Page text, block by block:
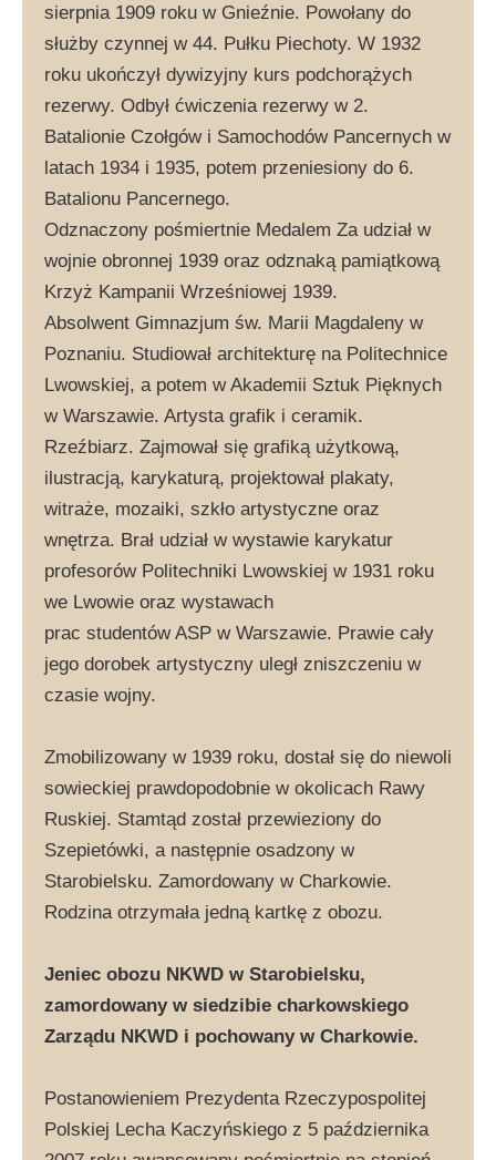
sierpnia 1909 roku w Gnieźnie. Powołany do
służby czynnej w 44. Pułku Piechoty. W 1932
roku ukończył dywizyjny kurs podchorążych
rezerwy. Odbył ćwiczenia rezerwy w 2.
Batalionie Czołgów i Samochodów Pancernych w
latach 1934 i 1935, potem przeniesiony do 6.
Batalionu Pancernego.
Odznaczony pośmiertnie Medalem Za udział w
wojnie obronnej 1939 oraz odznaką pamiątkową
Krzyż Kampanii Wrześniowej 1939.
Absolwent Gimnazjum św. Marii Magdaleny w
Poznaniu. Studiował architekturę na Politechnice
Lwowskiej, a potem w Akademii Sztuk Pięknych
w Warszawie. Artysta grafik i ceramik.
Rzeźbiarz. Zajmował się grafiką użytkową,
ilustracją, karykaturą, projektował plakaty,
witraże, mozaiki, szkło artystyczne oraz
wnętrza. Brał udział w wystawie karykatur
profesorów Politechniki Lwowskiej w 1931 roku
we Lwowie oraz wystawach
prac studentów ASP w Warszawie. Prawie cały
jego dorobek artystyczny uległ zniszczeniu w
czasie wojny.
Zmobilizowany w 1939 roku, dostał się do niewoli
sowieckiej prawdopodobnie w okolicach Rawy
Ruskiej. Stamtąd został przewieziony do
Szepietówki, a następnie osadzony w
Starobielsku. Zamordowany w Charkowie.
Rodzina otrzymała jedną kartkę z obozu.
Jeniec obozu NKWD w Starobielsku,
zamordowany w siedzibie charkowskiego
Zarządu NKWD i pochowany w Charkowie.
Postanowieniem Prezydenta Rzeczypospolitej
Polskiej Lecha Kaczyńskiego z 5 października